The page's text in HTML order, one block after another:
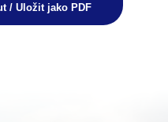
/ Uložit jako PDF